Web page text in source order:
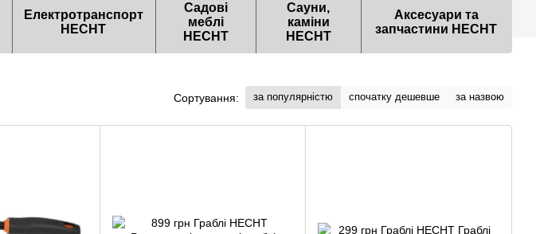
Електротранспорт
HECHT
Садові
меблі
HECHT
Сауни,
каміни
HECHT
Аксесуари та
запчастини HECHT
Сортування: за популярністю спочатку дешевше за назвою